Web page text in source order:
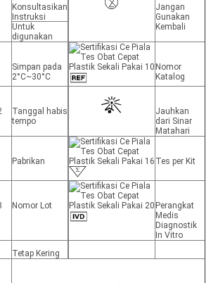
Konsultasikan
Instruksi
Jangan
Gunakan
Kembali
Untuk
digunakan
Simpan pada
2°C~30°C
Nomor
Katalog
Tanggal habis
tempo
Jauhkan
dari Sinar
Matahari
Pabrikan Tes per Kit
Nomor Lot
Perangkat
Medis
Diagnostik
In Vitro
Tetap Kering